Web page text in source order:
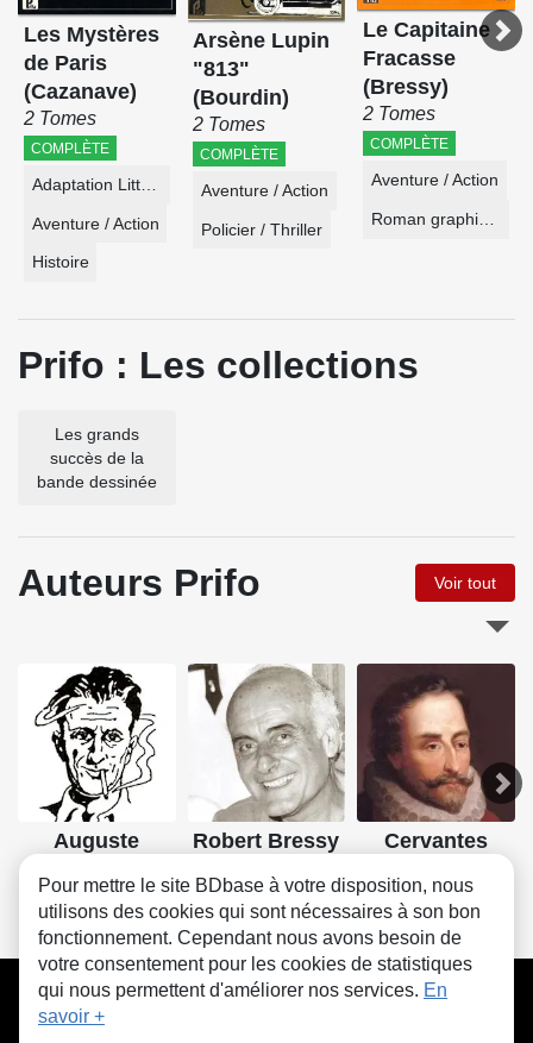
Les Mystères
de Paris
(Cazanave)
2 Tomes
COMPLÈTE
Adaptation Littéraire
Aventure / Action
Histoire
Arsène Lupin
"813"
(Bourdin)
2 Tomes
COMPLÈTE
Aventure / Action
Policier / Thriller
Le Capitaine
Fracasse
(Bressy)
2 Tomes
COMPLÈTE
Aventure / Action
Roman graphique
Prifo : Les collections
Les grands
succès de la
bande dessinée
Auteurs Prifo Voir tout
Auguste
Robert Bressy Cervantes
CGU FAQ Contact Cookies
Pour mettre le site BDbase à votre disposition, nous
utilisons des cookies qui sont nécessaires à son bon
fonctionnement. Cependant nous avons besoin de
votre consentement pour les cookies de statistiques
qui nous permettent d'améliorer nos services. En
savoir +